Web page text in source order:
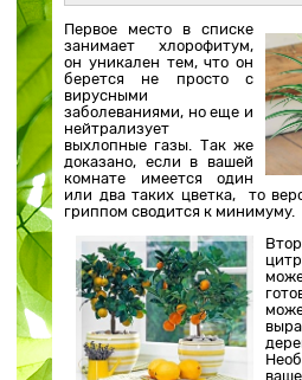
Первое место в списке
занимает хлорофитум,
он уникален тем, что он
берется не просто с
вирусными
заболеваниями, но еще и
нейтрализует
выхлопные газы. Так же
доказано, если в вашей
комнате имеется один
или два таких цветка, то
гриппом сводится к минимуму.